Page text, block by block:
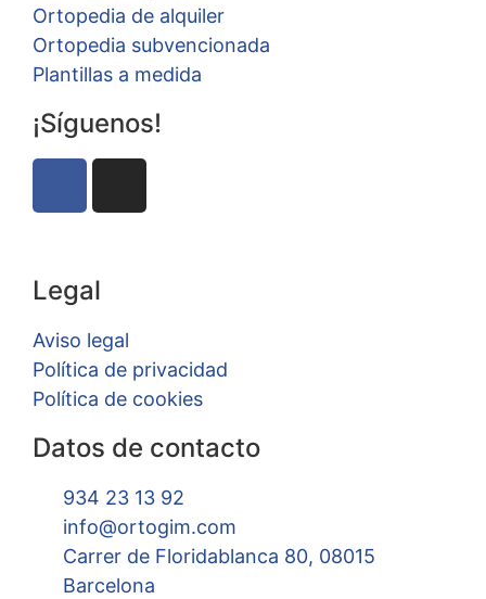
Ortopedia de alquiler
Ortopedia subvencionada
Plantillas a medida
¡Síguenos!
Legal
Aviso legal
Política de privacidad
Política de cookies
Datos de contacto
934 23 13 92
info@ortogim.com
Carrer de Floridablanca 80, 08015
Barcelona